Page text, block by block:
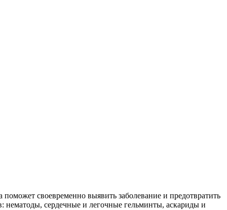
своевременно выявить заболевание и предотвратить
нематоды, сердечные и легочные гельминты, аскариды и